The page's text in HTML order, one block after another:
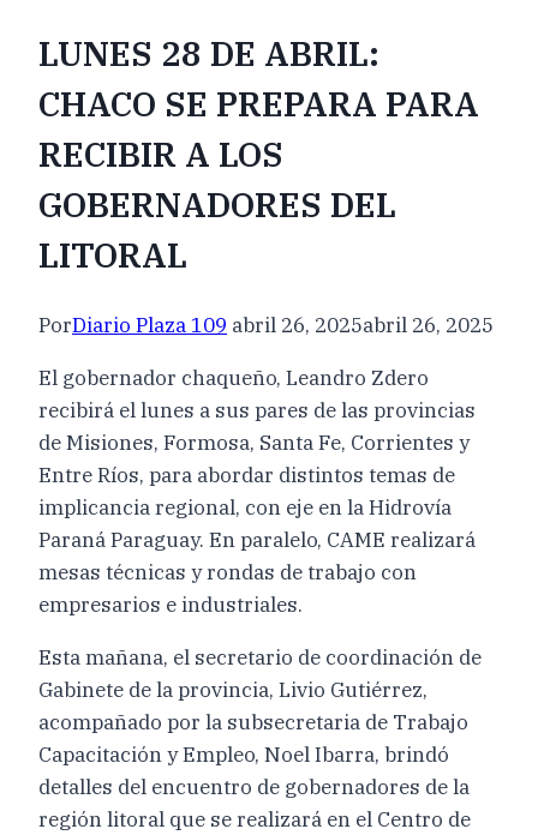
LUNES 28 DE ABRIL:
CHACO SE PREPARA PARA
RECIBIR A LOS
GOBERNADORES DEL
LITORAL
PorDiario Plaza 109 abril 26, 2025abril 26, 2025
El gobernador chaqueño, Leandro Zdero
recibirá el lunes a sus pares de las provincias
de Misiones, Formosa, Santa Fe, Corrientes y
Entre Ríos, para abordar distintos temas de
implicancia regional, con eje en la Hidrovía
Paraná Paraguay. En paralelo, CAME realizará
mesas técnicas y rondas de trabajo con
empresarios e industriales.
Esta mañana, el secretario de coordinación de
Gabinete de la provincia, Livio Gutiérrez,
acompañado por la subsecretaria de Trabajo
Capacitación y Empleo, Noel Ibarra, brindó
detalles del encuentro de gobernadores de la
región litoral que se realizará en el Centro de